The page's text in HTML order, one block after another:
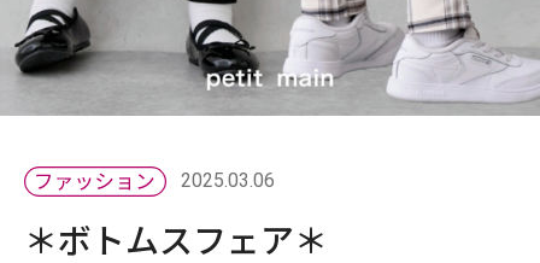
2025.03.06
＊ボトムスフェア＊